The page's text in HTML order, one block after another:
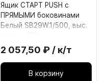
Ящик СТАРТ PUSH с
ПРЯМЫМИ боковинами
Белый SB29W.1/500, выс.
2 057,50 ₽ / к/т
В корзину